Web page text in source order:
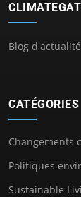
Blog
CATÉGORIES
Changements
Politiques
Sustainable